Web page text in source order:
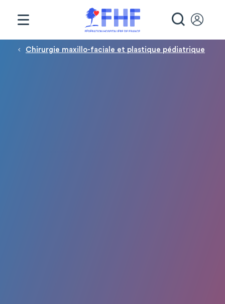
Fil d'Ariane
Chirurgie maxillo-faciale et plastique pédiatrique
Panneau de gestion des cookies